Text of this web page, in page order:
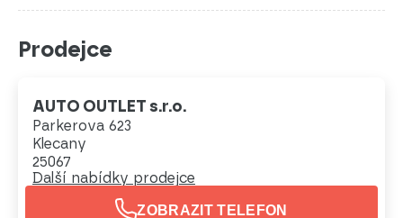
Prodejce
AUTO OUTLET s.r.o.
Parkerova 623
Klecany
25067
Další nabídky prodejce
ZOBRAZIT TELEFON